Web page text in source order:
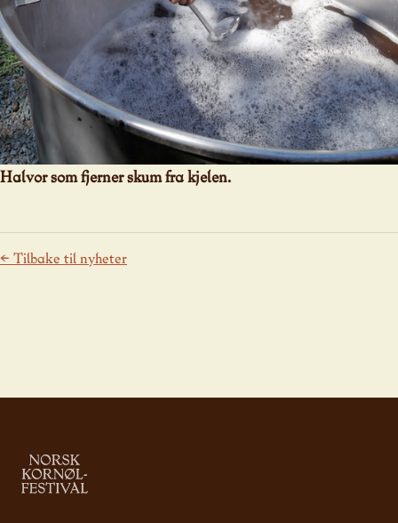
Halvor som fjerner skum fra kjelen.
← Tilbake til nyheter